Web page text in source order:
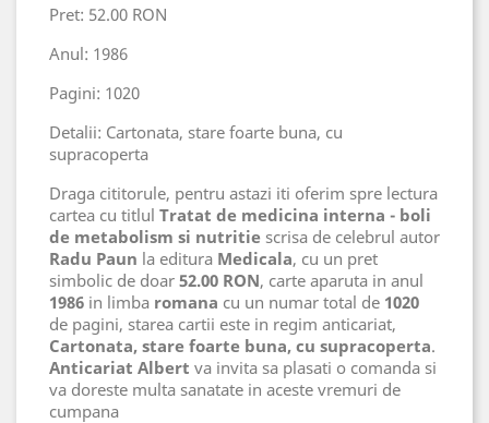
Pret: 52.00 RON
Anul: 1986
Pagini: 1020
Detalii: Cartonata, stare foarte buna, cu
supracoperta
Draga cititorule, pentru astazi iti oferim spre lectura
cartea cu titlul Tratat de medicina interna - boli
de metabolism si nutritie scrisa de celebrul autor
Radu Paun la editura Medicala, cu un pret
simbolic de doar 52.00 RON, carte aparuta in anul
1986 in limba romana cu un numar total de 1020
de pagini, starea cartii este in regim anticariat,
Cartonata, stare foarte buna, cu supracoperta.
Anticariat Albert va invita sa plasati o comanda si
va doreste multa sanatate in aceste vremuri de
cumpana